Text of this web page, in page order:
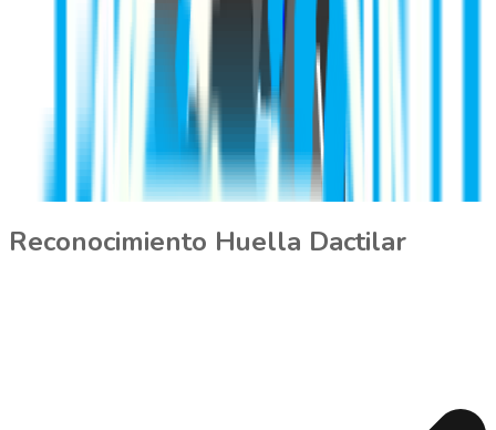
Reconocimiento Huella Dactilar